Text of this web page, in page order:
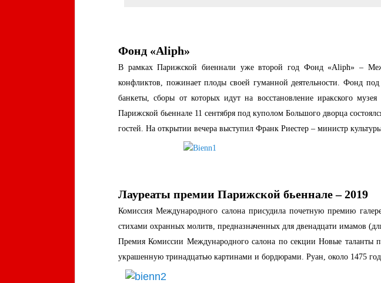
Фонд «Aliph»
В рамках Парижской биеннали уже второй год Фонд «Aliph» –
конфликтов, пожинает плоды своей гуманной деятельности. Фонд под
банкеты, сборы от которых идут на восстановление иракского
Парижской бьеннале 11 сентября под куполом Большого дворца
гостей. На открытии вечера выступил Франк Риестер – министр
Лауреаты премии Парижской бьеннале – 2019
Комиссия Международного салона присудила почетную премию
стихами охранных молитв, предназначенных для двенадцати имамов
Премия Комиссии Международного салона по секции Новые таланты
украшенную тринадцатью картинами и бордюрами. Руан, около 1475